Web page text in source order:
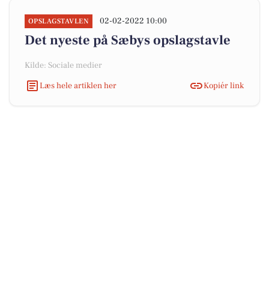
OPSLAGSTAVLEN 02-02-2022 10:00
Det nyeste på Sæbys opslagstavle
Kilde: Sociale medier
Læs hele artiklen her
Kopiér link